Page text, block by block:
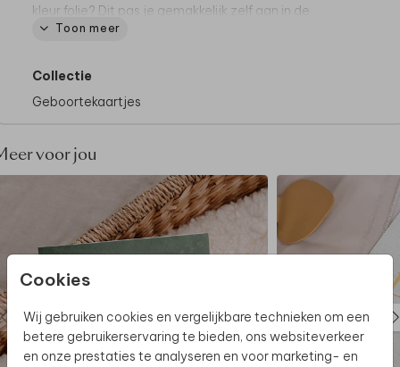
Cookies
Wij gebruiken cookies en vergelijkbare technieken om een
betere gebruikerservaring te bieden, ons websiteverkeer
en onze prestaties te analyseren en voor marketing- en
kleur folie? Dit pas je gemakkelijk zelf aan in de
editor.
Tips van onze makers:
• Onze makers kiezen voor een donkergroene
• Maak het geboortekaartje helemaal af door de
envelop dicht te plakken met een
Hoe kondig jij de geboorte van de tweeling aan?
Vraag het geboortekaartje ook als
geboortebord
aan en show het ontwerp aan de hele buurt!
Toon meer
Collectie
Geboortekaartjes
voor jou